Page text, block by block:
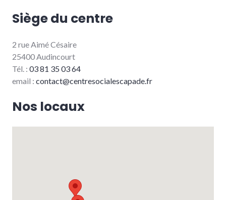
Siège du centre
2 rue Aimé Césaire
25400 Audincourt
Tél. : 03 81 35 03 64
email : contact@centresocialescapade.fr
Nos locaux